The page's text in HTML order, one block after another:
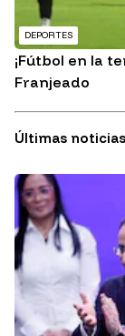
DEPORTES
¡Fútbol en la
Franjeado
Últimas noticias